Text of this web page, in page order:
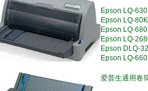
Epson LQ-
Epson LQ-
Epson LQ-
Epson LQ-
Epson DLQ-
Epson LQ-
爱普生通用卷